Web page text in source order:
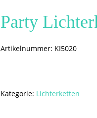
Party
Artikelnummer: KI5020
Kategorie: Lichterketten